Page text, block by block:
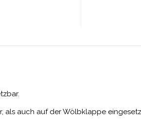
als auch auf der Wölbklappe